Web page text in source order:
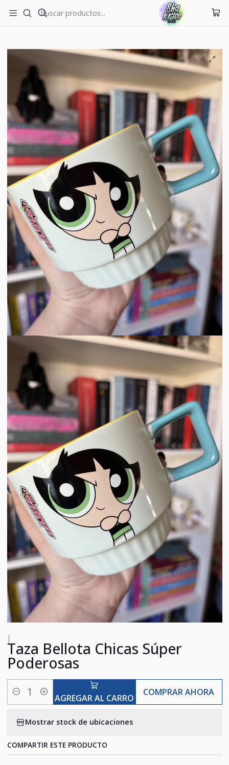
Inicio Tazas Taza Bellota Chicas Súper Poderosas
|
Taza Bellota Chicas Súper
Poderosas
Cantidad AGREGAR AL CARRO
COMPRAR AHORA
Mostrar stock de ubicaciones
COMPARTIR ESTE PRODUCTO